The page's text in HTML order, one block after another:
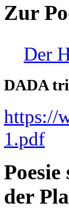
Zur
Der
DADA
https://
1.pdf
der